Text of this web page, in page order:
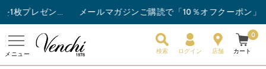
チョコレートバー3枚以上ご購入でスナックバーを1枚プレゼント！ メールマガジンご購読で「10％オフクーポン」
メニュー 検索 ログイン 店舗 カート
0